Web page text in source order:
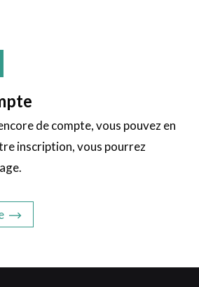
de compte, vous pouvez en
inscription, vous pourrez